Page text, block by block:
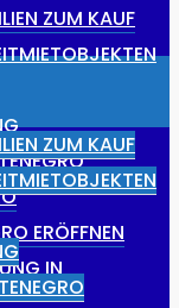
ZUM KAUF
ERÖFFNEN
IN
ZUM KAUF